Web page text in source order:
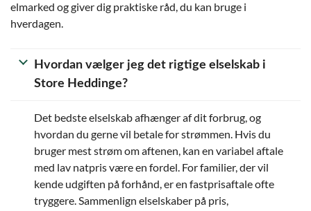
elmarked og giver dig praktiske råd, du kan bruge i
hverdagen.
Hvordan vælger jeg det rigtige elselskab i
Store Heddinge?
Det bedste elselskab afhænger af dit forbrug, og
hvordan du gerne vil betale for strømmen. Hvis du
bruger mest strøm om aftenen, kan en variabel aftale
med lav natpris være en fordel. For familier, der vil
kende udgiften på forhånd, er en fastprisaftale ofte
tryggere. Sammenlign elselskaber på pris,